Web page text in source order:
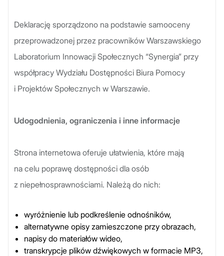
Deklarację sporządzono na podstawie samooceny
przeprowadzonej przez pracowników Warszawskiego
Laboratorium Innowacji Społecznych “Synergia” przy
współpracy Wydziału Dostępności Biura Pomocy
i Projektów Społecznych w Warszawie.
Udogodnienia, ograniczenia i inne informacje
Strona internetowa oferuje ułatwienia, które mają
na celu poprawę dostępności dla osób
z niepełnosprawnościami. Należą do nich:
wyróżnienie lub podkreślenie odnośników,
alternatywne opisy zamieszczone przy obrazach,
napisy do materiałów wideo,
transkrypcje plików dźwiękowych w formacie MP3,